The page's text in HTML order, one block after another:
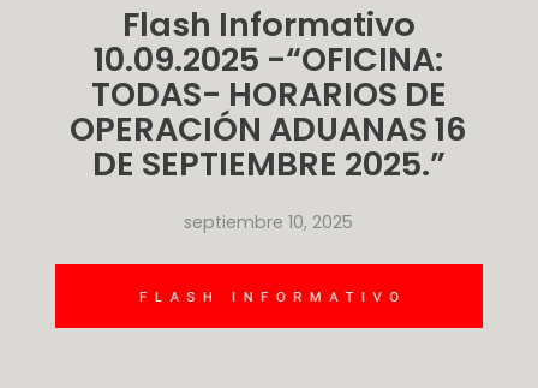
Flash Informativo
10.09.2025 -“OFICINA:
TODAS- HORARIOS DE
OPERACIÓN ADUANAS 16
DE SEPTIEMBRE 2025.”
septiembre 10, 2025